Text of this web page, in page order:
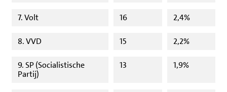
7. Volt 16 2,4%
8. VVD 15 2,2%
9. SP (Socialistische
Partij)
13 1,9%